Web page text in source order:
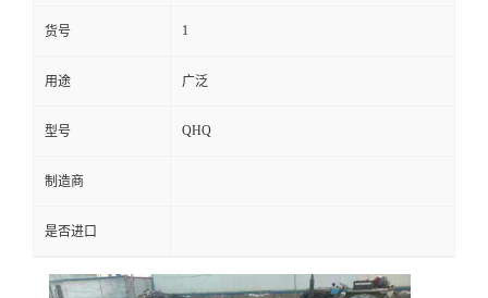
货号 1
用途 广泛
型号 QHQ
制造商
是否进口